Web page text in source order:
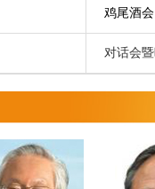
鸡尾酒会
对话会